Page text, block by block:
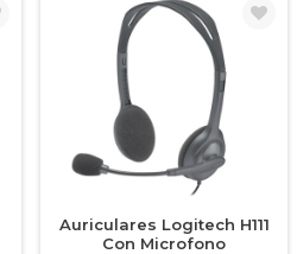
Auriculares Logitech H111
Con Microfono